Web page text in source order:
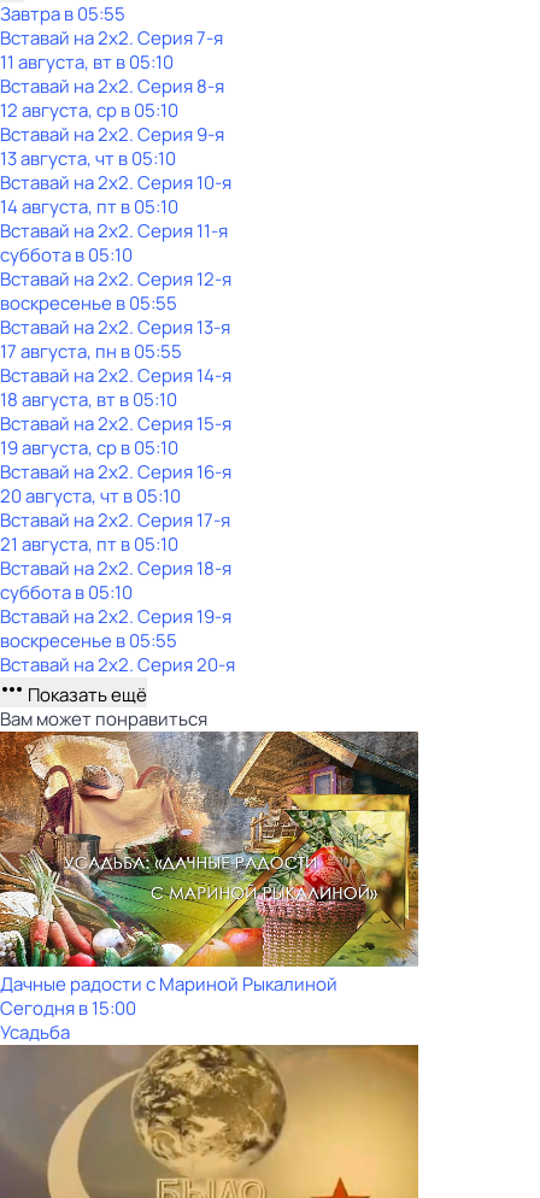
Завтра в 05:55
Вставай на 2х2. Серия 7-я
11 августа, вт в 05:10
Вставай на 2х2. Серия 8-я
12 августа, ср в 05:10
Вставай на 2х2. Серия 9-я
13 августа, чт в 05:10
Вставай на 2х2. Серия 10-я
14 августа, пт в 05:10
Вставай на 2х2. Серия 11-я
субботав05:10
Вставай на 2х2. Серия 12-я
воскресенье в05:55
Вставай на 2х2. Серия 13-я
17 августа, пн в 05:55
Вставай на 2х2. Серия 14-я
18 августа, вт в 05:10
Вставай на 2х2. Серия 15-я
19 августа, ср в 05:10
Вставай на 2х2. Серия 16-я
20 августа, чт в 05:10
Вставай на 2х2. Серия 17-я
21 августа, пт в 05:10
Вставай на 2х2. Серия 18-я
субботав05:10
Вставай на 2х2. Серия 19-я
воскресенье в05:55
Вставай на 2х2. Серия 20-я
Показать ещё
Вам может понравиться
Дачные радости с Мариной Рыкалиной
Сегодня в 15:00
Усадьба